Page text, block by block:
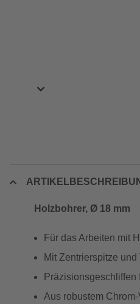
Holzbohrer, Ø 18 mm
Für das Arbeiten mit
Mit Zentrierspitze
Präzisionsgeschliffen
Aus robustem